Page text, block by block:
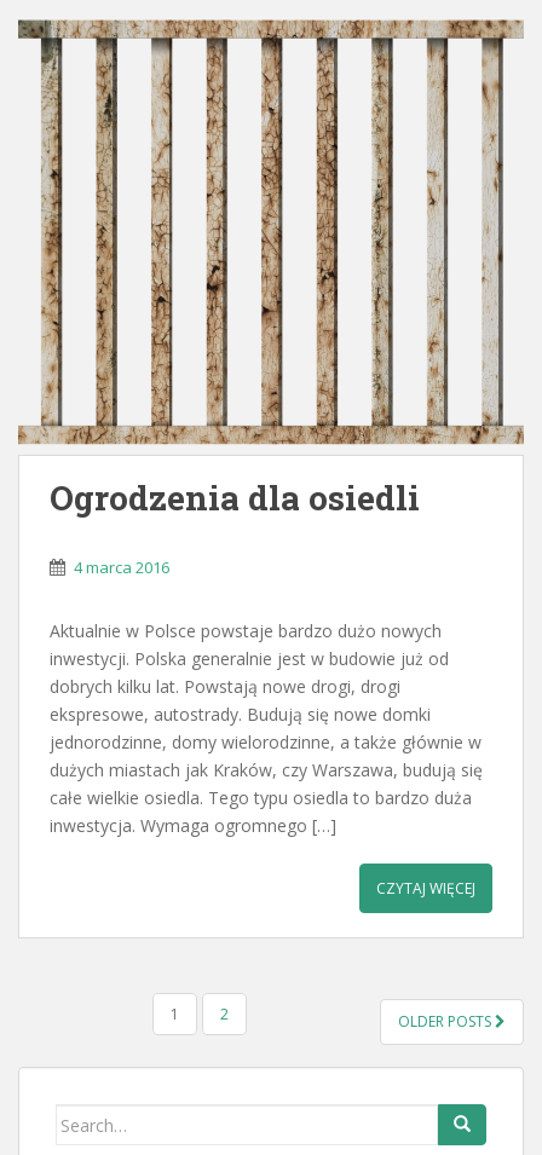
Ogrodzenia dla osiedli
4 marca 2016
Aktualnie w Polsce powstaje bardzo dużo nowych
inwestycji. Polska generalnie jest w budowie już od
dobrych kilku lat. Powstają nowe drogi, drogi
ekspresowe, autostrady. Budują się nowe domki
jednorodzinne, domy wielorodzinne, a także głównie w
dużych miastach jak Kraków, czy Warszawa, budują się
całe wielkie osiedla. Tego typu osiedla to bardzo duża
inwestycja. Wymaga ogromnego […]
CZYTAJ WIĘCEJ
STRONICOWANIE
1 2 OLDER POSTS
Search